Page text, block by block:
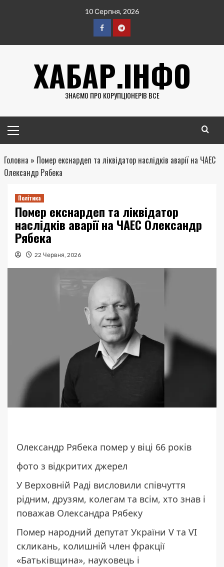
10 Серпня, 2026
FacebookTelegram
ХАБАР.ІНФО
ЗНАЄМО ПРО КОРУПЦІОНЕРІВ ВСЕ
меню
Головна » Помер екснардеп та ліквідатор наслідків аварії на ЧАЕС
Олександр Рябека
Політика
Помер екснардеп та ліквідатор
наслідків аварії на ЧАЕС Олександр
Рябека
22 Червня, 2026
Олександр Рябека помер у віці 66 років
фото з відкритих джерел
У Верховній Раді висловили співчуття
рідним, друзям, колегам та всім, хто знав і
поважав Олександра Рябеку
Помер народний депутат України V та VI
скликань, колишній член фракції
«Батьківщина», науковець і